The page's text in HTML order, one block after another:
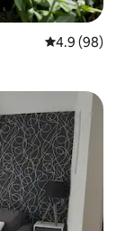
レビュー98
4.9 (98)